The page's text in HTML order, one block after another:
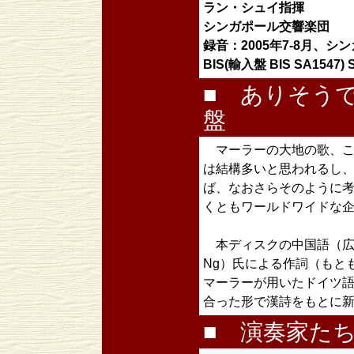
ラン・シュイ指揮
シンガポール交響楽団
録音：2005年7-8月、シ
BIS(輸入盤 BIS SA1547)
■ ありそう
盤
マーラーの大地の歌、
は結構多いと思われるし
ば、なおさらそのように
くともワールドワイドな
本ディスクの中国語（
Ng）氏による作詞（もと
マーラーが用いたドイツ
合った形で漢詩をもとに
■ 演奏家た